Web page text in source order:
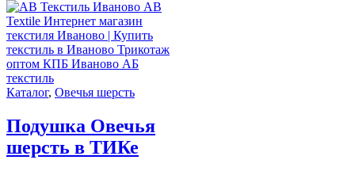
Каталог, Овечья шерсть
Подушка Овечья
шерсть в ТИКе